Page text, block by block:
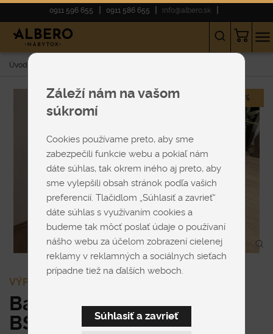
0911 596 655 0911 586 655 info@albero.sk
Úvod
-32%
VÝPREDAJ
Barová stolička
BSO190GRNA
Záleží nám na vašom
súkromí
Cookies používame preto, aby sme
zabezpečili funkcie webu a pokiaľ nám
dáte súhlas, tak okrem iného aj preto, aby
sme vylepšili obsah stránok podľa vašich
preferencií. Tlačidlom „Súhlasiť a zavrieť“
dáte súhlas s využívaním cookies a
budeme tak môcť poslať údaje o používaní
nášho webu za účelom zobrazení cielenej
reklamy v reklamných a sociálnych sieťach
prípadne tiež na ďalších weboch.
Súhlasiť a zavrieť